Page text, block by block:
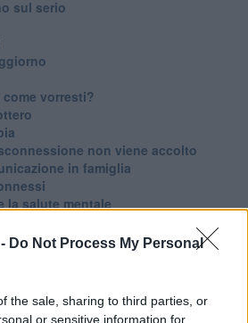
Do Not Process My Personal
the sale, sharing to third parties, or
or sensitive information for
sul serio
vorresti?
non viene accolto
in famiglia
la salute mentale
e non